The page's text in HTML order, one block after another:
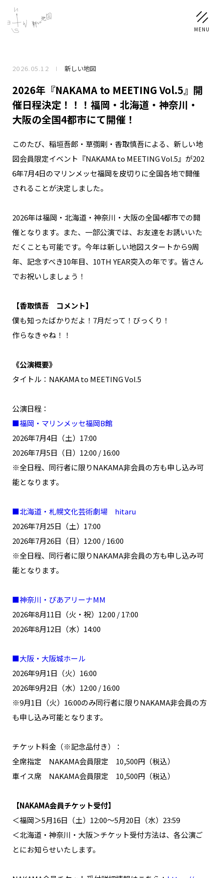
NEWS
SCHEDULE
稲垣 吾郎 草彅 剛 香取 慎吾
DISCOGRAPHY
NAKAMA入会
CHIZULOG
FAQ
2026.05.12 新しい地図
2026年『NAKAMA to MEETING Vol.5』開
催日程決定！！！福岡・北海道・神奈川・
大阪の全国4都市にて開催！
このたび、稲垣吾郎・草彅剛・香取慎吾による、新しい地
図会員限定イベント『NAKAMA to MEETING Vol.5』が202
6年7月4日のマリンメッセ福岡を皮切りに全国各地で開催
されることが決定しました。
2026年は福岡・北海道・神奈川・大阪の全国4都市での開
催となります。また、一部公演では、お友達をお誘いいた
だくことも可能です。今年は新しい地図スタートから9周
年、記念すべき10年目、10TH YEAR突入の年です。皆さん
でお祝いしましょう！
【香取慎吾 コメント】
僕も知ったばかりだよ！7月だって！びっくり！
作らなきゃね！！
《公演概要》
タイトル：NAKAMA to MEETING Vol.5
公演日程：
■福岡・マリンメッセ福岡B館
2026年7月4日（土）17:00
2026年7月5日（日）12:00 / 16:00
※全日程、同行者に限りNAKAMA非会員の方も申し込み可
能となります。
■北海道・札幌文化芸術劇場 hitaru
2026年7月25日（土）17:00
2026年7月26日（日）12:00 / 16:00
※全日程、同行者に限りNAKAMA非会員の方も申し込み可
能となります。
■神奈川・ぴあアリーナMM
2026年8月11日（火・祝）12:00 / 17:00
2026年8月12日（水）14:00
■大阪・大阪城ホール
2026年9月1日（火）16:00
2026年9月2日（水）12:00 / 16:00
※9月1日（火）16:00のみ同行者に限りNAKAMA非会員の方
も申し込み可能となります。
チケット料金（※記念品付き）：
全席指定 NAKAMA会員限定 10,500円（税込）
車イス席 NAKAMA会員限定 10,500円（税込）
【NAKAMA会員チケット受付】
＜福岡＞5月16日（土）12:00～5月20日（水）23:59
＜北海道・神奈川・大阪＞チケット受付方法は、各公演ご
とにお知らせいたします。